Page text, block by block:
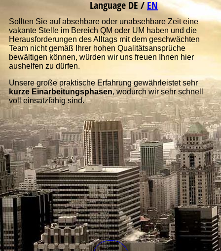
Language DE/EN
Sollten Sie auf absehbare oder unabsehbare Zeit eine
vakante Stelle im Bereich QM oder UM haben und die
Herausforderungen des Alltags mit dem geschwächten
Team nicht gemäß Ihrer hohen Qualitätsansprüche
bewältigen können, würden wir uns freuen Ihnen hier
aushelfen zu dürfen.
Unsere große praktische Erfahrung gewährleistet sehr
kurze Einarbeitungsphasen, wodurch wir sehr schnell
voll einsatzfähig sind.